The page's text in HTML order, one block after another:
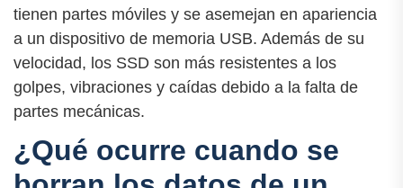
tienen partes móviles y se asemejan en apariencia
a un dispositivo de memoria USB. Además de su
velocidad, los SSD son más resistentes a los
golpes, vibraciones y caídas debido a la falta de
partes mecánicas.
¿Qué ocurre cuando se